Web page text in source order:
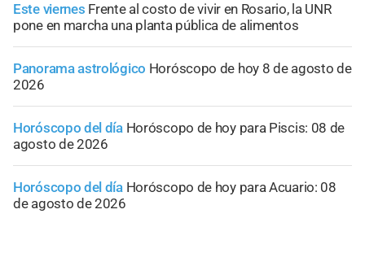
Este viernes Frente al costo de vivir en Rosario, la UNR
pone en marcha una planta pública de alimentos
Panorama astrológico Horóscopo de hoy 8 de agosto de
2026
Horóscopo del día Horóscopo de hoy para Piscis: 08 de
agosto de 2026
Horóscopo del día Horóscopo de hoy para Acuario: 08
de agosto de 2026